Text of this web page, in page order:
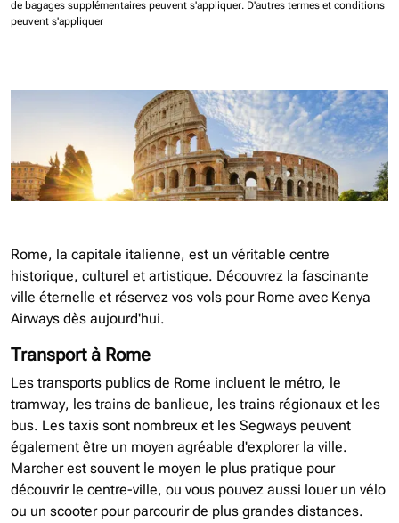
de bagages supplémentaires peuvent s'appliquer. D'autres termes et conditions
peuvent s'appliquer
Rome, la capitale italienne, est un véritable centre
historique, culturel et artistique. Découvrez la fascinante
ville éternelle et réservez vos vols pour Rome avec Kenya
Airways dès aujourd'hui.
Transport à Rome
Les transports publics de Rome incluent le métro, le
tramway, les trains de banlieue, les trains régionaux et les
bus. Les taxis sont nombreux et les Segways peuvent
également être un moyen agréable d'explorer la ville.
Marcher est souvent le moyen le plus pratique pour
découvrir le centre-ville, ou vous pouvez aussi louer un vélo
ou un scooter pour parcourir de plus grandes distances.